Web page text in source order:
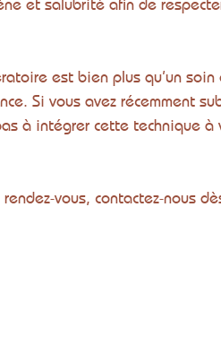
est bien plus qu’un soin
Si vous avez récemment
à intégrer cette technique
vous, contactez-nous